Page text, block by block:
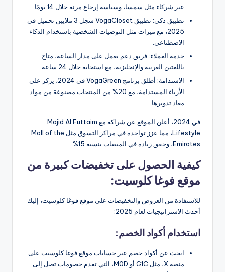
عبر شركاء مثل سمسا، وسياسة إرجاع مرنة خلال 14 يومًا.
تطبيق ذكي: تطبيق VogaCloset سجل 3 ملايين تحميل في
2025، مع ميزات مثل التوصيات الشخصية باستخدام الذكاء
الاصطناعي.
خدمة العملاء: فريق دعم يعمل على مدار الساعة، متاح
باللغتين العربية والإنجليزية، مع استجابة خلال 24 ساعة.
الاستدامة: أطلق برنامج VogaGreen في 2024، يركز على
الأزياء المستدامة، مع 20% من المنتجات مصنوعة من مواد
معاد تدويرها.
في 2024، أعلن الموقع عن شراكة مع Majid Al Futtaim
Lifestyle، مما عزز تواجده في مراكز التسوق مثل Mall of the
Emirates، وحقق زيادة في المبيعات بنسبة 15%.
كيفية الحصول على تخفيضات كبيرة من
موقع فوغا كلوسيت:
للاستفادة من العروض والتخفيضات على موقع فوغا كلوسيت، إليك
أحدث الاستراتيجيات لعام 2025:
استخدام أكواد الخصم:
ابحث عن أكواد خصم عبر حسابات موقع فوغا كلوسيت على
منصة X، مثل G1C أو M0D، التي تقدم خصومات تصل إلى